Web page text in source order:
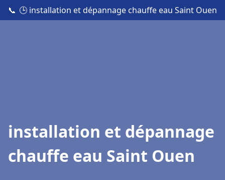
📞 🕒 installation et dépannage chauffe eau Saint Ouen
installation et dépannage
chauffe eau Saint Ouen